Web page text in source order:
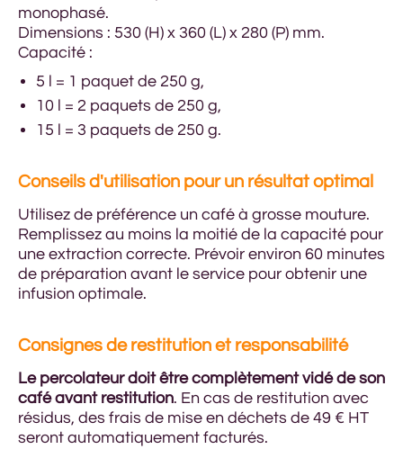
monophasé.
Dimensions : 530 (H) x 360 (L) x 280 (P) mm.
Capacité :
5 l = 1 paquet de 250 g,
10 l = 2 paquets de 250 g,
15 l = 3 paquets de 250 g.
Conseils d'utilisation pour un résultat optimal
Utilisez de préférence un café à grosse mouture.
Remplissez au moins la moitié de la capacité pour
une extraction correcte. Prévoir environ 60 minutes
de préparation avant le service pour obtenir une
infusion optimale.
Consignes de restitution et responsabilité
Le percolateur doit être complètement vidé de son
café avant restitution. En cas de restitution avec
résidus, des frais de mise en déchets de 49 € HT
seront automatiquement facturés.